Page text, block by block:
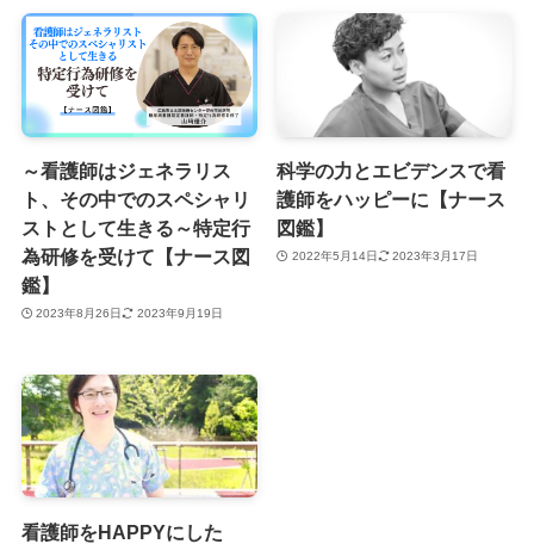
～看護師はジェネラリス
ト、その中でのスペシャリ
ストとして生きる～特定行
為研修を受けて【ナース図
鑑】
2023年8月26日 2023年9月19日
科学の力とエビデンスで看
護師をハッピーに【ナース
図鑑】
2022年5月14日 2023年3月17日
看護師をHAPPYにした